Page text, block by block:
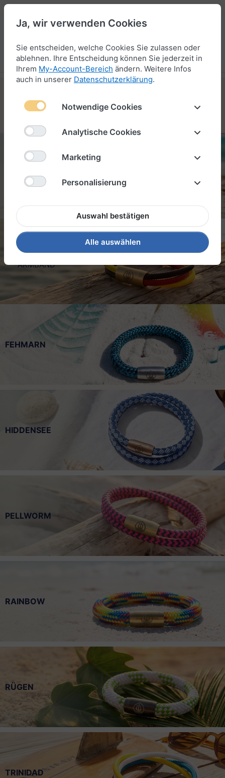
Menü Anmelden Vergleichen Wunschliste Warenkorb
VARIANTEN ENTDECKEN
DEUTSCHLAND
ARMBAND
FEHMARN
HIDDENSEE
PELLWORM
RAINBOW
RÜGEN
TRINIDAD
Ja, wir verwenden Cookies
Sie entscheiden, welche Cookies Sie zulassen oder
ablehnen. Ihre Entscheidung können Sie jederzeit in
Ihrem My-Account-Bereich ändern. Weitere Infos
auch in unserer Datenschutzerklärung.
Notwendige Cookies
Analytische Cookies
Marketing
Personalisierung
Auswahl bestätigen
Alle auswählen